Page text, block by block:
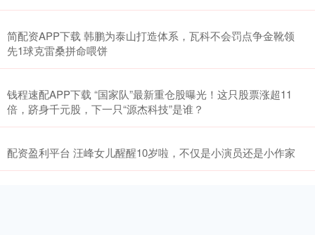
简配资APP下载 韩鹏为泰山打造体系，瓦科不会罚点争金靴领
先1球克雷桑拼命喂饼
钱程速配APP下载 “国家队”最新重仓股曝光！这只股票涨超11
倍，跻身千元股，下一只“源杰科技”是谁？
配资盈利平台 汪峰女儿醒醒10岁啦，不仅是小演员还是小作家